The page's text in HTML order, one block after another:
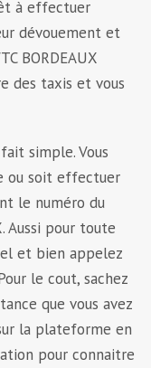
à effectuer
dévouement et
BORDEAUX
des taxis et vous
simple. Vous
ou soit effectuer
le numéro du
Aussi pour toute
et bien appelez
le cout, sachez
que vous avez
la plateforme en
pour connaitre